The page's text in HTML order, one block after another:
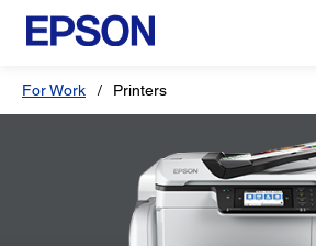
For Work Printers